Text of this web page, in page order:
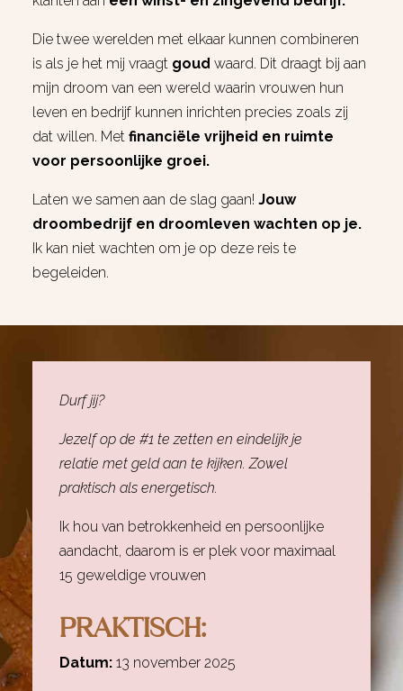
Die twee werelden met elkaar kunnen combineren
is als je het mij vraagt goud waard. Dit draagt bij aan
mijn droom van een wereld waarin vrouwen hun
leven en bedrijf kunnen inrichten precies zoals zij
dat willen. Met financiële vrijheid en ruimte
voor persoonlijke groei.
Laten we samen aan de slag gaan! Jouw
droombedrijf en droomleven wachten op je.
Ik kan niet wachten om je op deze reis te
begeleiden.
Durf jij?
Jezelf op de #1 te zetten en eindelijk je
relatie met geld aan te kijken. Zowel
praktisch als energetisch.
Ik hou van betrokkenheid en persoonlijke
aandacht, daarom is er plek voor maximaal
15 geweldige vrouwen
PRAKTISCH:
Datum: 13 november 2025